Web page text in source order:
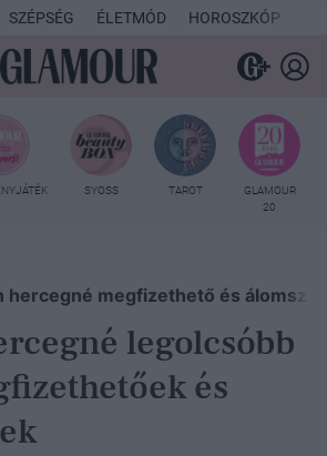
SZÉPSÉG ÉLETMÓD HOROSZKÓP
SYOSS TAROT
GLAMOUR
20
hercegné megfizethető és
legolcsóbb
és